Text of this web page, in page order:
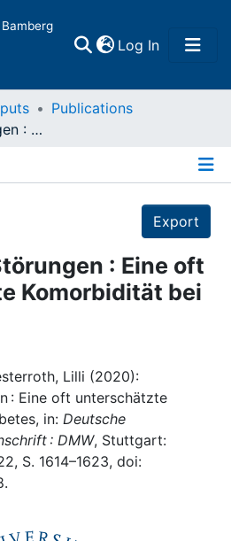
Log In(current)
Publications
Depressive Störungen : Eine oft unterschätzte Komorbidität bei Diabetes
Export
: Eine oft
Komorbidität bei
Lilli (2020):
: Eine oft unterschätzte
in: Deutsche
: DMW, Stuttgart:
S. 1614–1623, doi: